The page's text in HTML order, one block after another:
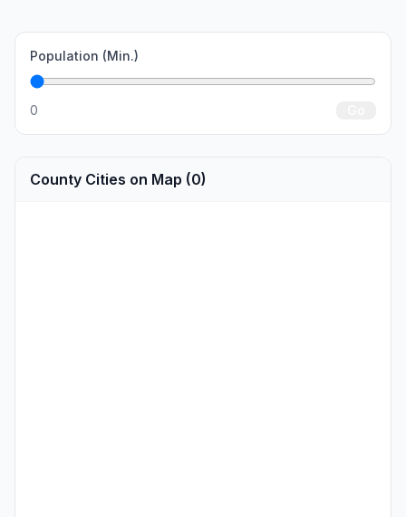
Population (Min.)
0
County Cities on Map (0)